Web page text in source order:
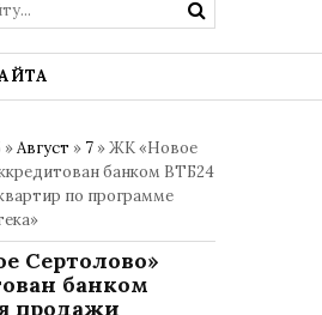
»Август » 7 » ЖК «Новое
банком ВТБ24
по программе
Сертолово»
банком
продажи